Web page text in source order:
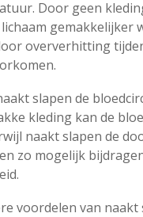
Door geen
gemakkelijker
oververhitting
slapen de
kleding kan de
naakt slapen de
zo mogelijk
voordelen van naakt